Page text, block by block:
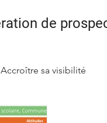
de
Accroître sa visibilité
Maximiser Retour sur